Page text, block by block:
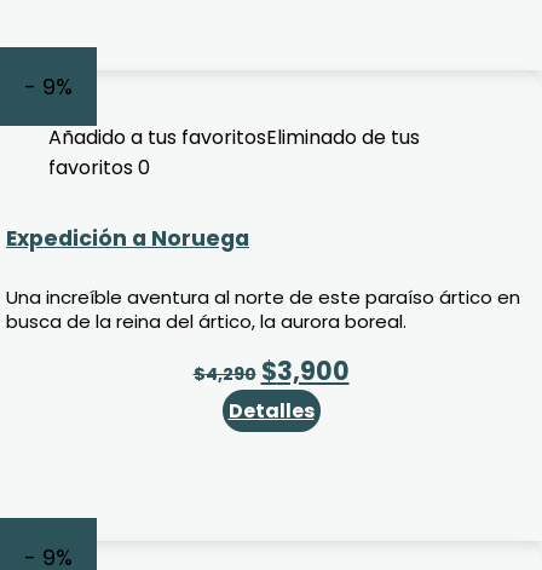
- 9%
Añadido a tus favoritosEliminado de tus
favoritos0
Expedición a Noruega
Una increíble aventura al norte de este paraíso ártico en
busca de la reina del ártico, la aurora boreal.
$4,290 $3,900
Detalles
- 9%